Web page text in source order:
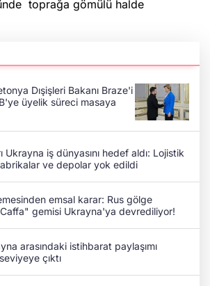
toprağa gömülü halde
Dışişleri Bakanı Braze'i
üyelik süreci masaya
Ukrayna iş dünyasını hedef aldı: Lojistik
ve depolar yok edildi
emsal karar: Rus gölge
gemisi Ukrayna'ya devrediliyor!
arasındaki istihbarat paylaşımı
çıktı